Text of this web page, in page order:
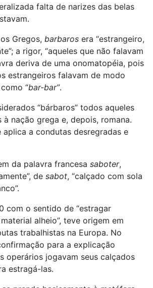
falta de narizes das belas
Gregos, barbaros era “estrangeiro,
a rigor, “aqueles que não falavam
deriva de uma onomatopéia, pois
estrangeiros falavam de modo
“bar-bar”.
“bárbaros” todos aqueles
à nação grega e, depois, romana.
aplica a condutas desregradas e
da palavra francesa saboter,
de sabot, “calçado com sola
com o sentido de “estragar
alheio”, teve origem em
trabalhistas na Europa. No
para a explicação
operários jogavam seus calçados
estragá-las.